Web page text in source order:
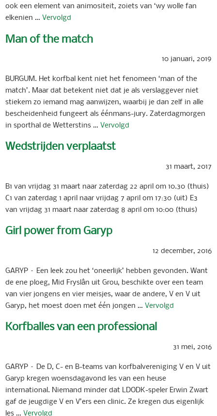
ook een element van animositeit, zoiets van ‘wy wolle fan
elkenien …Vervolgd
Man of the match
10 januari, 2019
BURGUM. Het korfbal kent niet het fenomeen ‘man of the
match’. Maar dat betekent niet dat je als verslaggever niet
stiekem zo iemand mag aanwijzen, waarbij je dan zelf in alle
bescheidenheid fungeert als éénmans-jury. Zaterdagmorgen
in sporthal de Wetterstins …Vervolgd
Wedstrijden verplaatst
31 maart, 2017
B1 van vrijdag 31 maart naar zaterdag 22 april om 10.30 (thuis)
C1 van zaterdag 1 april naar vrijdag 7 april om 17:30 (uit) E3
van vrijdag 31 maart naar zaterdag 8 april om 10:00 (thuis)
Girl power from Garyp
12 december, 2016
GARYP – Een leek zou het ‘oneerlijk’ hebben gevonden. Want
de ene ploeg, Mid Fryslân uit Grou, beschikte over een team
van vier jongens en vier meisjes, waar de andere, V en V uit
Garyp, het moest doen met één jongen …Vervolgd
Korfballes van een professional
31 mei, 2016
GARYP – De D, C- en B-teams van korfbalvereniging V en V uit
Garyp kregen woensdagavond les van een heuse
international. Niemand minder dat LDODK-speler Erwin Zwart
gaf de jeugdige V en V’ers een clinic. Ze kregen dus eigenlijk
les …Vervolgd